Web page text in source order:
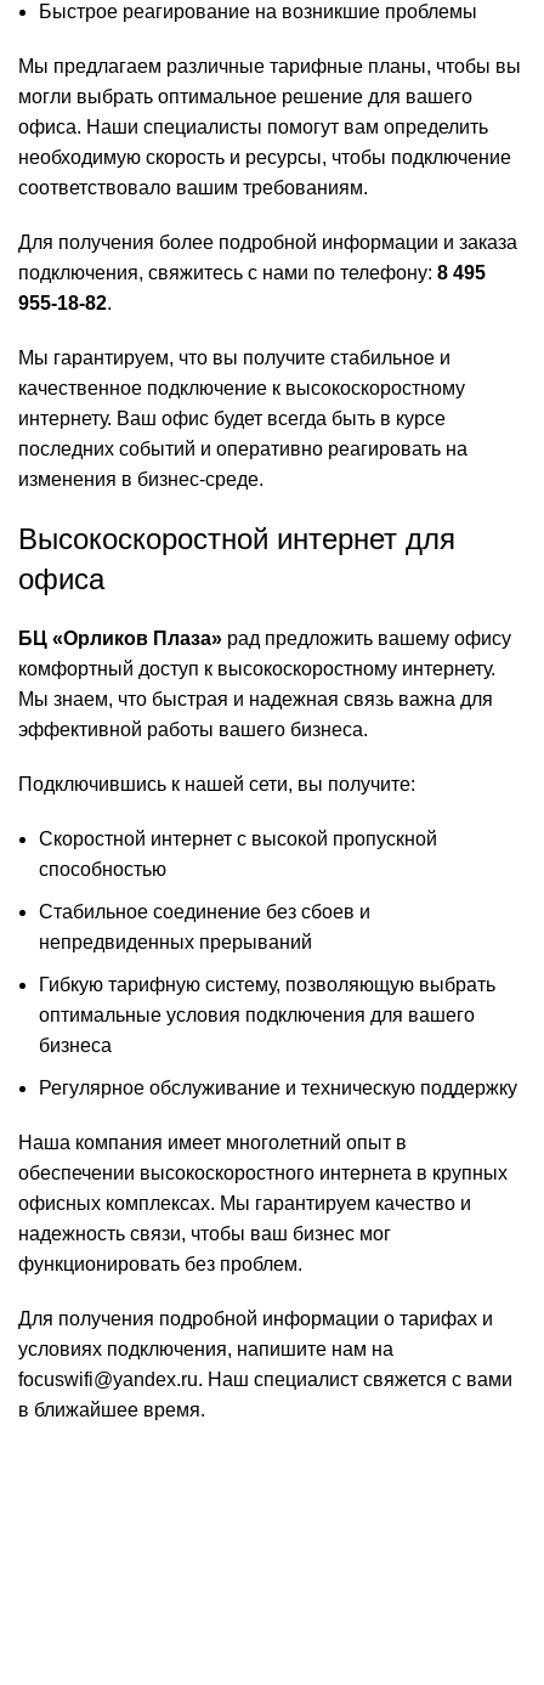
Быстрое реагирование на возникшие проблемы
Мы предлагаем различные тарифные планы, чтобы вы
могли выбрать оптимальное решение для вашего
офиса. Наши специалисты помогут вам определить
необходимую скорость и ресурсы, чтобы подключение
соответствовало вашим требованиям.
Для получения более подробной информации и заказа
подключения, свяжитесь с нами по телефону: 8 495
955-18-82.
Мы гарантируем, что вы получите стабильное и
качественное подключение к высокоскоростному
интернету. Ваш офис будет всегда быть в курсе
последних событий и оперативно реагировать на
изменения в бизнес-среде.
Высокоскоростной интернет для
офиса
БЦ «Орликов Плаза» рад предложить вашему офису
комфортный доступ к высокоскоростному интернету.
Мы знаем, что быстрая и надежная связь важна для
эффективной работы вашего бизнеса.
Подключившись к нашей сети, вы получите:
Скоростной интернет с высокой пропускной
способностью
Стабильное соединение без сбоев и
непредвиденных прерываний
Гибкую тарифную систему, позволяющую выбрать
оптимальные условия подключения для вашего
бизнеса
Регулярное обслуживание и техническую поддержку
Наша компания имеет многолетний опыт в
обеспечении высокоскоростного интернета в крупных
офисных комплексах. Мы гарантируем качество и
надежность связи, чтобы ваш бизнес мог
функционировать без проблем.
Для получения подробной информации о тарифах и
условиях подключения, напишите нам на
focuswifi@yandex.ru. Наш специалист свяжется с вами
в ближайшее время.